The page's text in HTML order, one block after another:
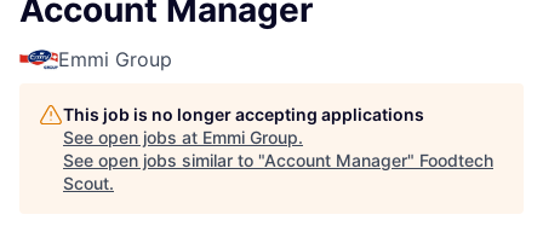
Account Manager
Emmi Group
This job is no longer accepting applications
See open jobs at Emmi Group.
See open jobs similar to "Account Manager" Foodtech
Scout.